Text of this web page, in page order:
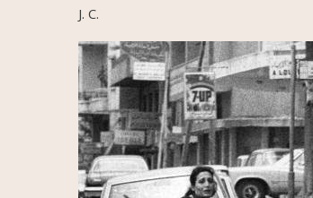
J. C.